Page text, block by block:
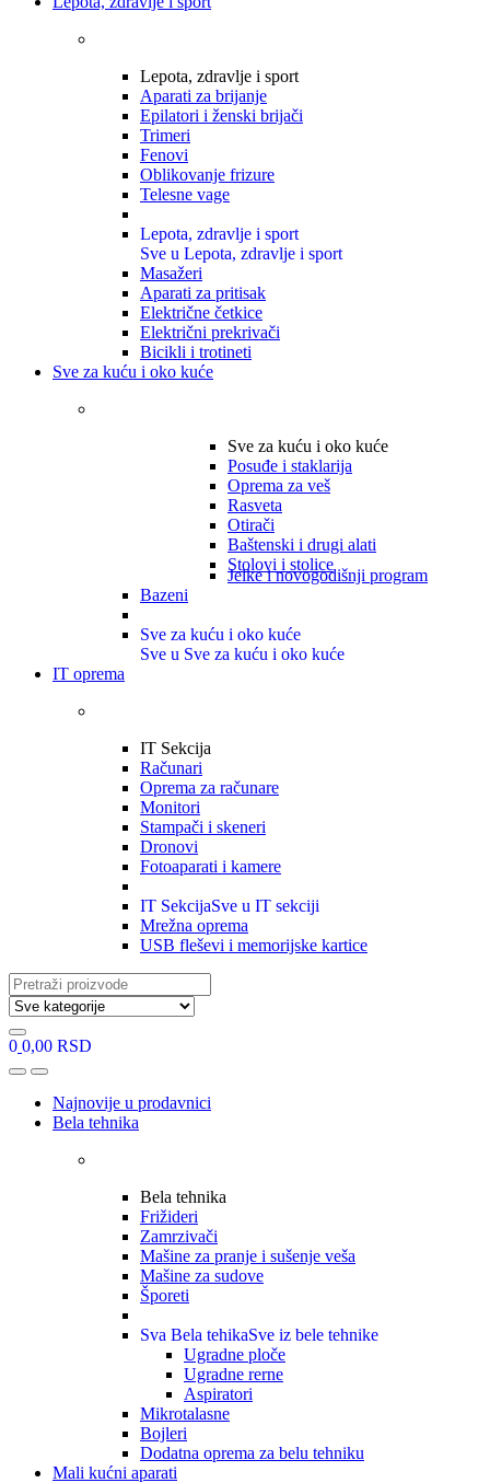
Lepota, zdravlje i sport
Aparati za brijanje
Epilatori i ženski brijači
Trimeri
Fenovi
Oblikovanje frizure
Telesne vage
Lepota, zdravlje i sport
Sve u Lepota, zdravlje i sport
Masažeri
Aparati za pritisak
Električne četkice
Električni prekrivači
Bicikli i trotineti
Sve za kuću i oko kuće
Sve za kuću i oko kuće
Posuđe i staklarija
Oprema za veš
Rasveta
Otirači
Baštenski i drugi alati
Stolovi i stolice
Jelke i novogodišnji program
Bazeni
Sve za kuću i oko kuće
Sve u Sve za kuću i oko kuće
IT oprema
IT Sekcija
Računari
Oprema za računare
Monitori
Stampači i skeneri
Dronovi
Fotoaparati i kamere
IT SekcijaSve u IT sekciji
Mrežna oprema
USB fleševi i memorijske kartice
Search
for:
0 0,00 RSD
OpenClose
Najnovije u prodavnici
Bela tehnika
Bela tehnika
Frižideri
Zamrzivači
Mašine za pranje i sušenje veša
Mašine za sudove
Šporeti
Sva Bela tehikaSve iz bele tehnike
Ugradne ploče
Ugradne rerne
Aspiratori
Mikrotalasne
Bojleri
Dodatna oprema za belu tehniku
Mali kućni aparati